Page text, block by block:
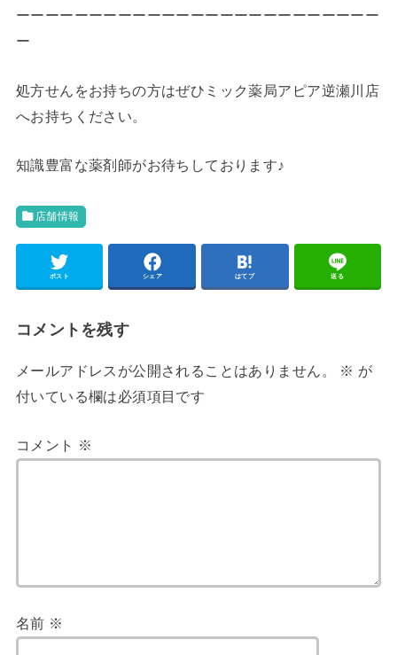
ーーーーーーーーーーーーーーーーーーーーーーーーー
ー
処方せんをお持ちの方はぜひミック薬局アピア逆瀬川店
へお持ちください。
知識豊富な薬剤師がお待ちしております♪
店舗情報
ポスト シェア はてブ 送る
コメントを残す
メールアドレスが公開されることはありません。 ※ が
付いている欄は必須項目です
コメント ※
名前 ※